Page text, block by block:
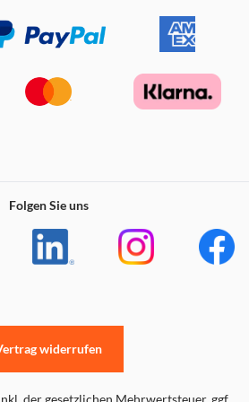
Folgen Sie uns
der gesetzlichen Mehrwertsteuer. ggf.
widerrufen